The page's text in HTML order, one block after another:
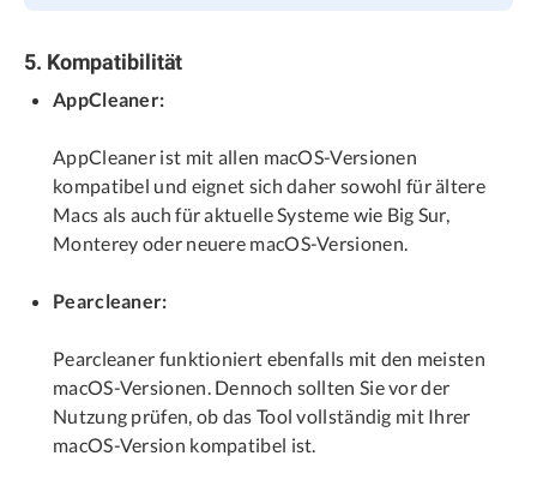
5. Kompatibilität
AppCleaner:
AppCleaner ist mit allen macOS-Versionen
kompatibel und eignet sich daher sowohl für ältere
Macs als auch für aktuelle Systeme wie Big Sur,
Monterey oder neuere macOS-Versionen.
Pearcleaner:
Pearcleaner funktioniert ebenfalls mit den meisten
macOS-Versionen. Dennoch sollten Sie vor der
Nutzung prüfen, ob das Tool vollständig mit Ihrer
macOS-Version kompatibel ist.